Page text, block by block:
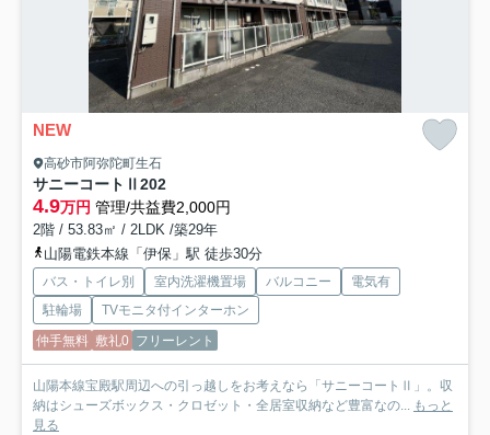
NEW
高砂市阿弥陀町生石
サニーコートⅡ 202
4.9万円 管理/共益費2,000円
2階 / 53.83㎡ / 2LDK /築29年
山陽電鉄本線「伊保」駅 徒歩30分
バス・トイレ別 室内洗濯機置場 バルコニー
電気有
駐輪場
TVモニタ付インターホン
仲手無料 敷礼0 フリーレント
山陽本線宝殿駅周辺への引っ越しをお考えなら「サニーコートⅡ」。収
納はシューズボックス・クロゼット・全居室収納など豊富なの... もっと
見る